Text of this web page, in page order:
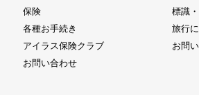
保険
各種お手続き
アイラス保険クラブ
お問い合わせ
標識
旅行
お問